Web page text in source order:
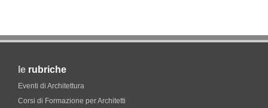
le rubriche
Eventi di Architettura
Corsi di Formazione per Architetti